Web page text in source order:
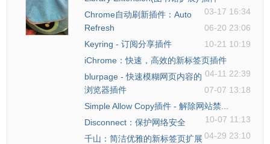
03-17 16:34
Chrome自动刷新插件：Auto
Refresh
06-20 23:06
Keyring - 订阅分享插件
10-21 10:19
iChrome：快速，高效的新标签页插件
04-11 22:39
blurpage - 快速模糊网页内容的
浏览器插件
07-07 13:18
Simple Allow Copy插件 - 解除网站禁...
10-07 11:13
Disconnect：保护网络安全
04-29 23:10
千山：简洁优雅的新标签页扩展